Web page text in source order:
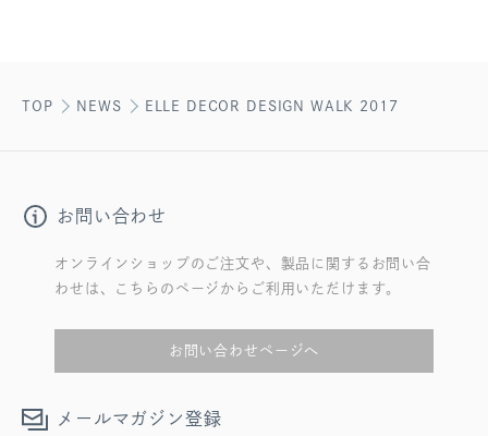
TOP NEWS ELLE DECOR DESIGN WALK 2017
お問い合わせ
オンラインショップのご注文や、製品に関するお問い合
わせは、こちらのページからご利用いただけます。
お問い合わせページへ
メールマガジン登録